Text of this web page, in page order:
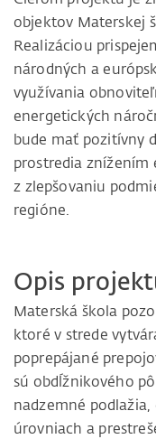
objektov Materskej
Realizáciou
národných a
využívania
energetických
bude mať pozitívny
prostredia znížením
z zlepšovaniu
regióne.
Opis
Materská škola
ktoré v strede
poprepájané
sú obdĺžnikového
nadzemné podlažia,
úrovniach a